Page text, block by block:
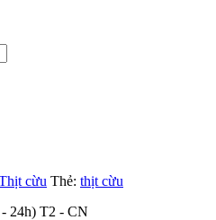
cừu Thẻ: thịt cừu
24h) T2 - CN